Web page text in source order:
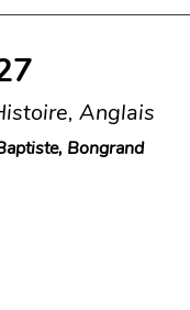
Anglais
Bongrand